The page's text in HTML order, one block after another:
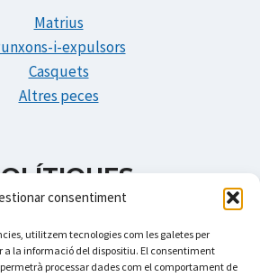
consentiment
utilitzem tecnologies com les galetes per
la informació del dispositiu. El consentiment
processar dades com el comportament de
Matrius
i-expulsors
Casquets
Altres peces
de privadesa
de Cookies